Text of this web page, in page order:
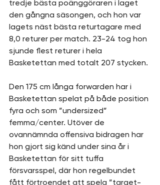
tredje bästa poänggöraren i laget
den gångna säsongen, och hon var
lagets näst bästa returtagare med
8,0 returer per match. 23-24 tog hon
sjunde flest returer i hela
Basketettan med totalt 207 stycken.
Den 175 cm långa forwarden har i
Basketettan spelat på både position
fyra och som ”undersized”
femma/center. Utöver de
ovannämnda offensiva bidragen har
hon gjort sig känd under sina år i
Basketettan för sitt tuffa
försvarsspel, där hon regelbundet
fått förtroendet att spela ”target-